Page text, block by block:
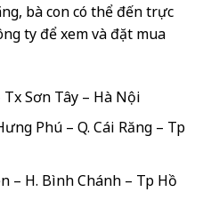
bà con có thể đến trực
ty để xem và đặt mua
Sơn Tây – Hà Nội
Phú – Q. Cái Răng – Tp
– H. Bình Chánh – Tp Hồ